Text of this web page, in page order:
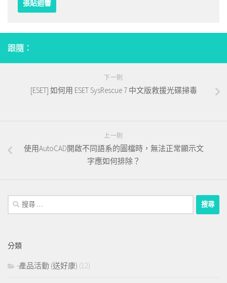
跟隨：
下一則
[ESET] 如何用 ESET SysRescue 7 中文版救援光碟掃毒
上一則
使用AutoCAD開啟不同語系的圖檔時，無法正常顯示文
字應如何排除？
搜
尋：
分類
-產品活動 (送好康) (12)